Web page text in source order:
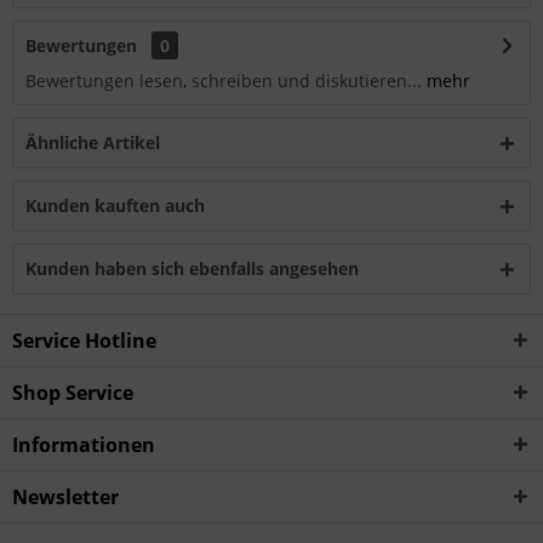
Bewertungen
0
Bewertungen lesen, schreiben und diskutieren... mehr
Ähnliche Artikel
Kunden kauften auch
Kunden haben sich ebenfalls angesehen
Service Hotline
Shop Service
Informationen
Newsletter